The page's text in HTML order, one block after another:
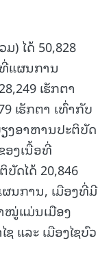
) ໄດ້ 50,828
ທີ່ແຜນການ
ເຮັກຕາ
ເຮັກຕາ ເທົ່າກັບ
ຽງອາຫານປະຕິບັດ
ອງເນື້ອທີ່
ດໄດ້ 20,846
ຜນການ, ເມືອງທີ່ມີ
ໝູ່ແມ່ນເມືອງ
ແລະ ເມືອງໄຊບົວ